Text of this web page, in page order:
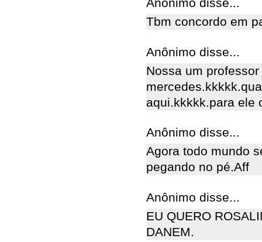
Anônimo disse...
Tbm concordo em
Anônimo disse...
Nossa um
aqui.kkkkk.para ele
Anônimo disse...
Agora todo mundo
pegando no pé.Aff
Anônimo disse...
EU QUERO
DANEM.